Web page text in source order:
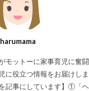
harumama
モットーに家事育児に奮闘
に役立つ情報をお届けしま
記事にしています】①「ヘ